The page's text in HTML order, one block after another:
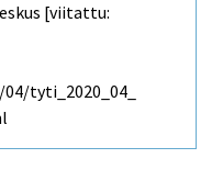
[viitattu:
tyti_2020_04_